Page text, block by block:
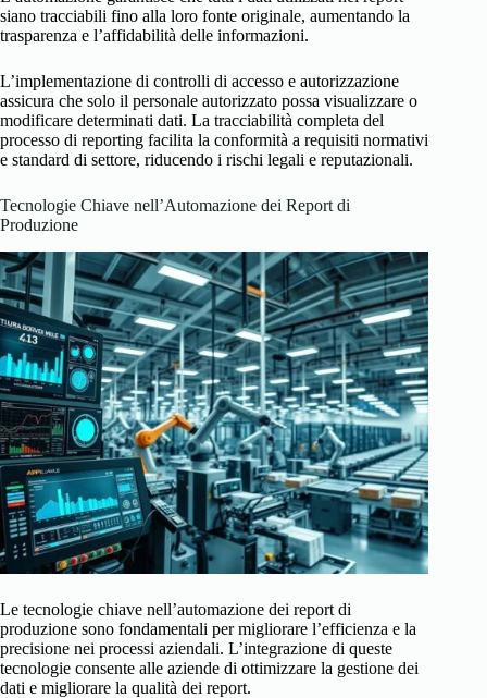
siano tracciabili fino alla loro fonte originale, aumentando la
trasparenza e l’affidabilità delle informazioni.
L’implementazione di controlli di accesso e autorizzazione
assicura che solo il personale autorizzato possa visualizzare o
modificare determinati dati. La tracciabilità completa del
processo di reporting facilita la conformità a requisiti normativi
e standard di settore, riducendo i rischi legali e reputazionali.
Tecnologie Chiave nell’Automazione dei Report di
Produzione
Le tecnologie chiave nell’automazione dei report di
produzione sono fondamentali per migliorare l’efficienza e la
precisione nei processi aziendali. L’integrazione di queste
tecnologie consente alle aziende di ottimizzare la gestione dei
dati e migliorare la qualità dei report.